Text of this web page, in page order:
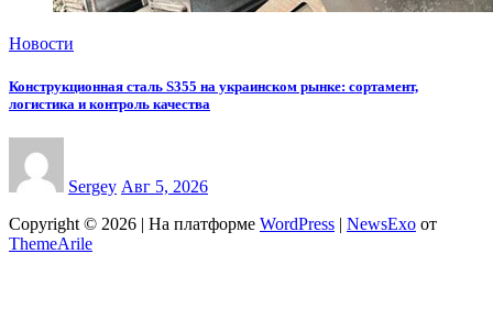
Новости
Конструкционная сталь S355 на украинском рынке: сортамент,
логистика и контроль качества
Sergey Авг 5, 2026
Copyright © 2026 | На платформе WordPress | NewsExo от
ThemeArile